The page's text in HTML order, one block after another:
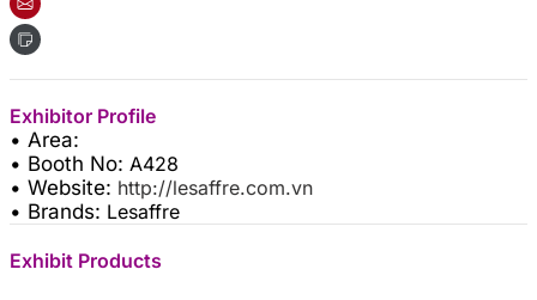
Exhibitor Profile
• Area:
• Booth No: A428
• Website: http://lesaffre.com.vn
• Brands: Lesaffre
Exhibit Products